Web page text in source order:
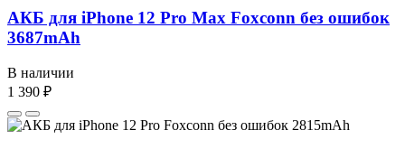
АКБ для iPhone 12 Pro Max Foxconn без ошибок
3687mAh
В наличии
1 390 ₽